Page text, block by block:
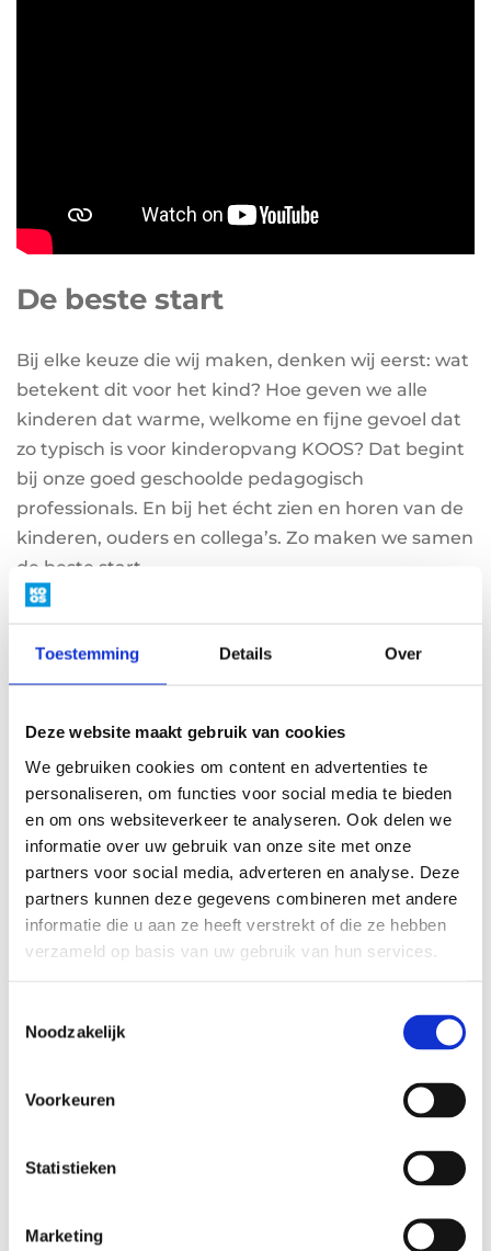
Toestemming Details Over
Deze website maakt gebruik van cookies
We gebruiken cookies om content en advertenties te
personaliseren, om functies voor social media te bieden
en om ons websiteverkeer te analyseren. Ook delen we
informatie over uw gebruik van onze site met onze
partners voor social media, adverteren en analyse. Deze
partners kunnen deze gegevens combineren met andere
informatie die u aan ze heeft verstrekt of die ze hebben
verzameld op basis van uw gebruik van hun services.
Noodzakelijk
Voorkeuren
Statistieken
Marketing
De beste start
Bij elke keuze die wij maken, denken wij eerst: wat
betekent dit voor het kind? Hoe geven we alle
kinderen dat warme, welkome en fijne gevoel dat
zo typisch is voor kinderopvang KOOS? Dat begint
bij onze goed geschoolde pedagogisch
professionals. En bij het écht zien en horen van de
kinderen, ouders en collega’s. Zo maken we samen
de beste start.
Oftewel: bij KOOS krijgt ieder kind ruimte om te
de wereld te verkennen. Onze pp’ers nemen ze
daarin mee, aan de hand of toekijkend van een
afstand. Samen zijn we in beweging, ontdekken
we spelenderwijs taal en cijfers en onderzoeken
we alles wat er op ons pad komt – binnen in onze
opvang en buiten in het groen.